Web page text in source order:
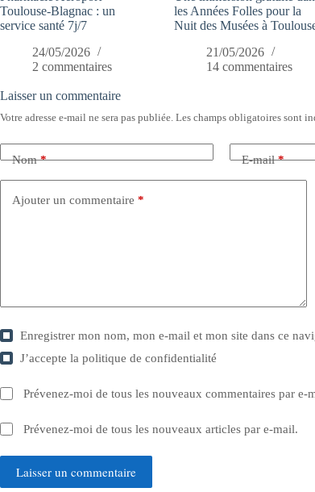
Toulouse-Blagnac : un
service santé 7j/7
24/05/2026
2 commentaires
les Années Folles pour la
Nuit des Musées à
21/05/2026
14 commentaires
Laisser un commentaire
Votre adresse e-mail ne sera pas publiée. Les champs obligatoires sont
Nom* E-mail*
Ajouter un commentaire *
Enregistrer mon nom, mon e-mail et mon site dans ce
J’accepte lapolitique de confidentialité
Prévenez-moi de tous les nouveaux commentaires par e-
Prévenez-moi de tous les nouveaux articles par e-mail.
Laisser un commentaire